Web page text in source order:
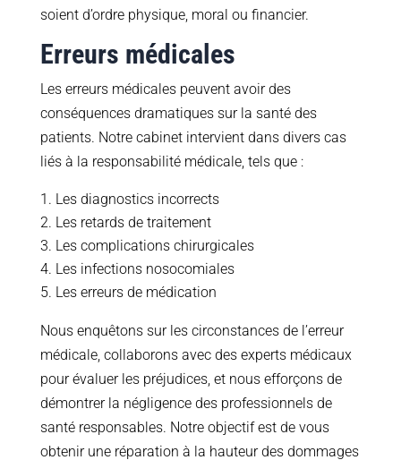
soient d’ordre physique, moral ou financier.
Erreurs médicales
Les erreurs médicales peuvent avoir des
conséquences dramatiques sur la santé des
patients. Notre cabinet intervient dans divers cas
liés à la responsabilité médicale, tels que :
Les diagnostics incorrects
Les retards de traitement
Les complications chirurgicales
Les infections nosocomiales
Les erreurs de médication
Nous enquêtons sur les circonstances de l’erreur
médicale, collaborons avec des experts médicaux
pour évaluer les préjudices, et nous efforçons de
démontrer la négligence des professionnels de
santé responsables. Notre objectif est de vous
obtenir une réparation à la hauteur des dommages